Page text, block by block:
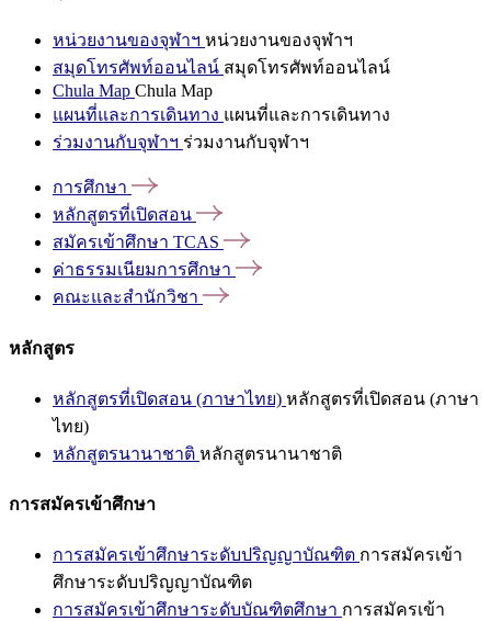
หน่วยงานของจุฬาฯ หน่วยงานของจุฬาฯ
สมุดโทรศัพท์ออนไลน์ สมุดโทรศัพท์ออนไลน์
Chula Map Chula Map
แผนที่และการเดินทาง แผนที่และการเดินทาง
ร่วมงานกับจุฬาฯ ร่วมงานกับจุฬาฯ
การศึกษา
หลักสูตรที่เปิดสอน
สมัครเข้าศึกษา TCAS
ค่าธรรมเนียมการศึกษา
คณะและสำนักวิชา
หลักสูตร
หลักสูตรที่เปิดสอน (ภาษาไทย) หลักสูตรที่เปิดสอน (ภาษา
ไทย)
หลักสูตรนานาชาติ หลักสูตรนานาชาติ
การสมัครเข้าศึกษา
การสมัครเข้าศึกษาระดับปริญญาบัณฑิต การสมัครเข้า
ศึกษาระดับปริญญาบัณฑิต
การสมัครเข้าศึกษาระดับบัณฑิตศึกษา การสมัครเข้า